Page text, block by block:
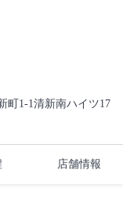
町1-1清新南ハイツ17
店舗情報